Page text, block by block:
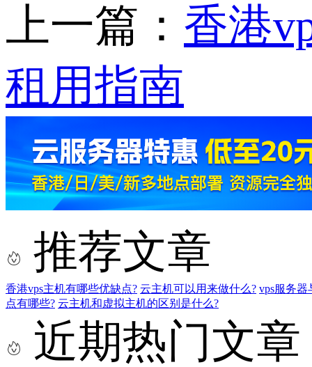
上一篇： 香港
租用指南
推荐文章
香港vps主机有哪些优缺点? 云主机可以用来做什么? vps服务器
点有哪些? 云主机和虚拟主机的区别是什么?
近期热门文章